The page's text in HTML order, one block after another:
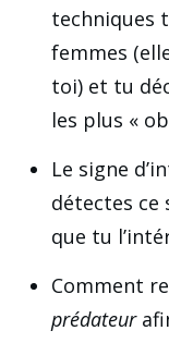
techniques
femmes
toi) et tu
les plus «
Le signe
détectes ce
que tu
Comment
prédateur